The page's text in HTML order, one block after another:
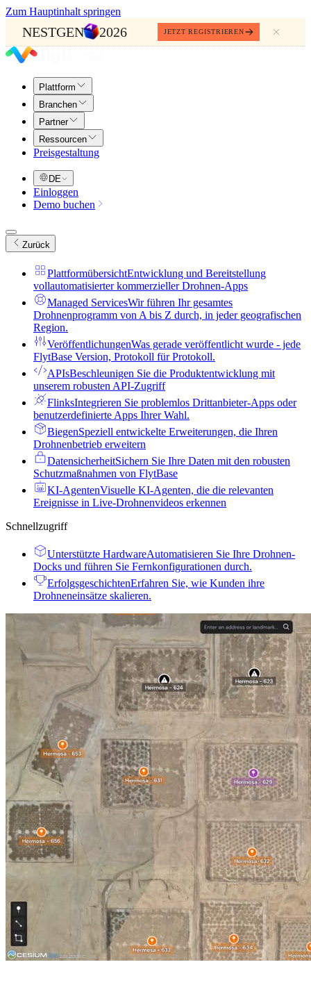
Zum Hauptinhalt springen
NESTGEN 2026 JETZT REGISTRIEREN
Plattform
Branchen
Partner
Ressourcen
Preisgestaltung
DE
Einloggen
Demo buchen
Zurück
PlattformübersichtEntwicklung und Bereitstellung
vollautomatisierter kommerzieller Drohnen-Apps
Managed ServicesWir führen Ihr gesamtes
Drohnenprogramm von A bis Z durch, in jeder geografischen
Region.
VeröffentlichungenWas gerade veröffentlicht wurde - jede
FlytBase Version, Protokoll für Protokoll.
APIsBeschleunigen Sie die Produktentwicklung mit
unserem robusten API-Zugriff
FlinksIntegrieren Sie problemlos Drittanbieter-Apps oder
benutzerdefinierte Apps Ihrer Wahl.
BiegenSpeziell entwickelte Erweiterungen, die Ihren
Drohnenbetrieb erweitern
DatensicherheitSichern Sie Ihre Daten mit den robusten
Schutzmaßnahmen von FlytBase
KI-AgentenVisuelle KI-Agenten, die die relevanten
Ereignisse in Live-Drohnenvideos erkennen
Schnellzugriff
Unterstützte HardwareAutomatisieren Sie Ihre Drohnen-
Docks und führen Sie Fernkonfigurationen durch.
ErfolgsgeschichtenErfahren Sie, wie Kunden ihre
Drohneneinsätze skalieren.